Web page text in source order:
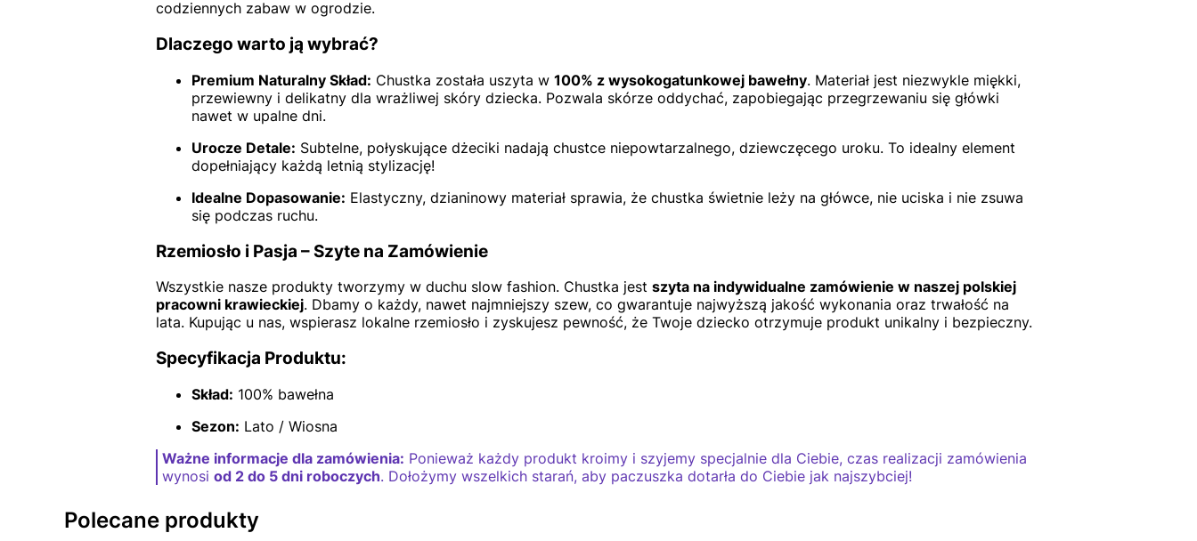
codziennych zabaw w ogrodzie.
Dlaczego warto ją wybrać?
Premium Naturalny Skład: Chustka została uszyta w 100% z wysokogatunkowej bawełny. Materiał jest niezwykle miękki,
przewiewny i delikatny dla wrażliwej skóry dziecka. Pozwala skórze oddychać, zapobiegając przegrzewaniu się główki
nawet w upalne dni.
Urocze Detale: Subtelne, połyskujące dżeciki nadają chustce niepowtarzalnego, dziewczęcego uroku. To idealny element
dopełniający każdą letnią stylizację!
Idealne Dopasowanie: Elastyczny, dzianinowy materiał sprawia, że chustka świetnie leży na główce, nie uciska i nie zsuwa
się podczas ruchu.
Rzemiosło i Pasja – Szyte na Zamówienie
Wszystkie nasze produkty tworzymy w duchu slow fashion. Chustka jest szyta na indywidualne zamówienie w naszej polskiej
pracowni krawieckiej. Dbamy o każdy, nawet najmniejszy szew, co gwarantuje najwyższą jakość wykonania oraz trwałość na
lata. Kupując u nas, wspierasz lokalne rzemiosło i zyskujesz pewność, że Twoje dziecko otrzymuje produkt unikalny i bezpieczny.
Specyfikacja Produktu:
Skład: 100% bawełna
Sezon: Lato / Wiosna
Ważne informacje dla zamówienia: Ponieważ każdy produkt kroimy i szyjemy specjalnie dla Ciebie, czas realizacji zamówienia
wynosi od 2 do 5 dni roboczych. Dołożymy wszelkich starań, aby paczuszka dotarła do Ciebie jak najszybciej!
Polecane produkty